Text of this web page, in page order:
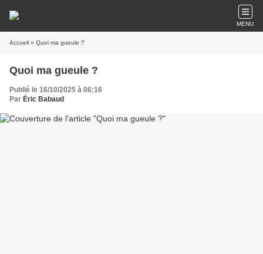
MENU
Accueil » Quoi ma gueule ?
Quoi ma gueule ?
Publié le 16/10/2025 à 06:16
Par Éric Babaud